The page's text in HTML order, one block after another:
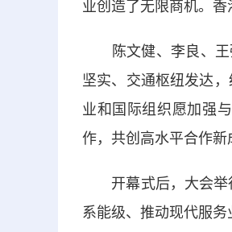
业创造了无限商机。香
陈文健、李良、王
坚实、交通枢纽发达
业和国际组织愿加强
作，共创高水平合作新
开幕式后，大会举行
系能级、推动现代服务